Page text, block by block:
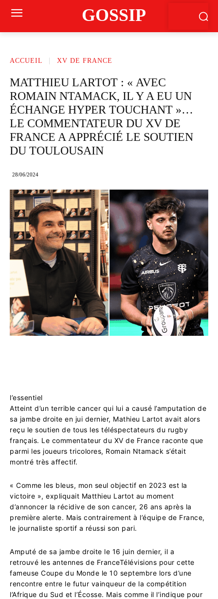
GOSSIP
ACCUEIL XV DE FRANCE
MATTHIEU LARTOT : « AVEC
ROMAIN NTAMACK, IL Y A EU UN
ÉCHANGE HYPER TOUCHANT »…
LE COMMENTATEUR DU XV DE
FRANCE A APPRÉCIÉ LE SOUTIEN
DU TOULOUSAIN
28/06/2024
l’essentiel
Atteint d’un terrible cancer qui lui a causé l’amputation de
sa jambe droite en jui dernier, Mathieu Lartot avait alors
reçu le soutien de tous les téléspectateurs du rugby
français. Le commentateur du XV de France raconte que
parmi les joueurs tricolores, Romain Ntamack s’était
montré très affectif.
« Comme les bleus, mon seul objectif en 2023 est la
victoire », expliquait Matthieu Lartot au moment
d’annoncer la récidive de son cancer, 26 ans après la
première alerte. Mais contrairement à l’équipe de France,
le journaliste sportif a réussi son pari.
Amputé de sa jambe droite le 16 juin dernier, il a
retrouvé les antennes de FranceTélévisions pour cette
fameuse Coupe du Monde le 10 septembre lors d’une
rencontre entre le futur vainqueur de la compétition
l’Afrique du Sud et l’Écosse. Mais comme il l’indique pour